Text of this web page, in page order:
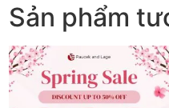
Sản phẩm